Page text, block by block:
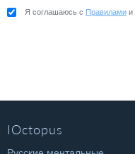
Я соглашаюсь с Правилами и
IOctopus